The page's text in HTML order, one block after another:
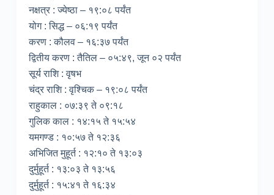
नक्षत्र : ज्येष्ठा – १९:०८ पर्यंत
योग : सिद्ध – ०६:१९ पर्यंत
करण : कौलव – १६:३७ पर्यंत
द्वितीय करण : तैतिल – ०५:४९, जून ०२ पर्यंत
सूर्य राशि : वृषभ
चंद्र राशि : वृश्चिक – १९:०८ पर्यंत
राहुकाल : ०७:३९ ते ०९:१८
गुलिक काल : १४:१५ ते १५:५४
यमगण्ड : १०:५७ ते १२:३६
अभिजित मुहूर्त : १२:१० ते १३:०३
दुर्मुहूर्त : १३:०३ ते १३:५६
दुर्मुहूर्त : १५:४१ ते १६:३४